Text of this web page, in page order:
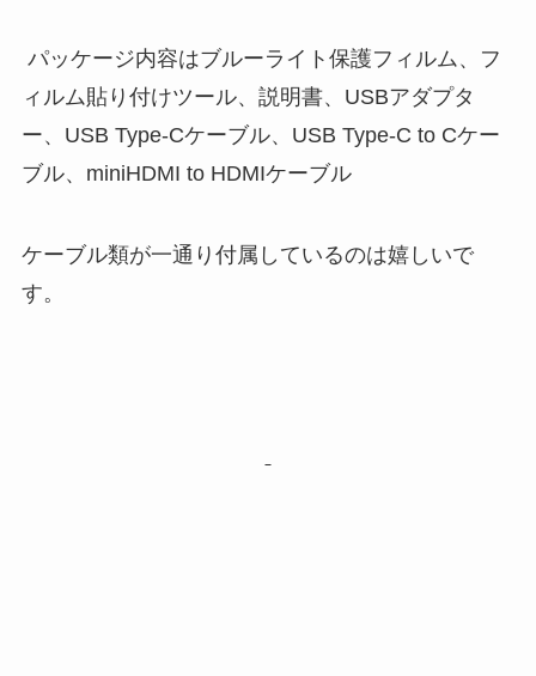
パッケージ内容はブルーライト保護フィルム、フ
ィルム貼り付けツール、説明書、USBアダプタ
ー、USB Type-Cケーブル、USB Type-C to Cケー
ブル、miniHDMI to HDMIケーブル
ケーブル類が一通り付属しているのは嬉しいで
す。